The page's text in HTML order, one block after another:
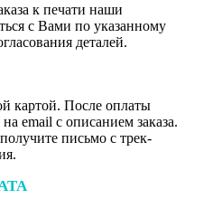
к печати наши
с Вами по указанному
деталей.
картой. После оплаты
email с описанием заказа.
письмо с трек-